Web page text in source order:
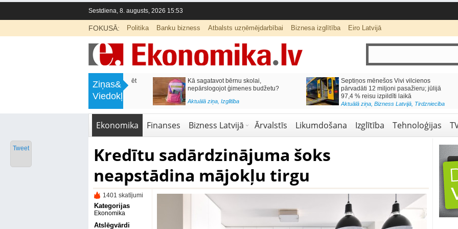
Sestdiena, 8. augusts, 2026 15:53
FOKUSĀ: Politika Banku bizness Atbalsts uzņēmējdarbībai Biznesa izglītība Eiro Latvijā
Ziņas&
Viedokļi
Labklājības ministrija rosina reformēt
un būtiski uzlabot vecāku pabalstu
Kā sagatavot bērnu skolai,
nepārslogojot ģimenes budžetu?
Aktuālā ziņa,Izglītība
Septiņos mēnešos Vivi vilcienos
pārvadāti 12 miljoni pasažieru; jūlijā
97,4 % reisu izpildīti laikā
Aktuālā ziņa,Bizness Latvijā,Tirdzniecība
Ekonomika Finanses Bizness Latvijā Ārvalstīs Likumdošana Izglītība Tehnoloģijas
Kredītu sadārdzinājuma šoks
neapstādina mājokļu tirgu
1401 skatījumi
Kategorijas
Ekonomika
Atslēgvārdi
Tweet